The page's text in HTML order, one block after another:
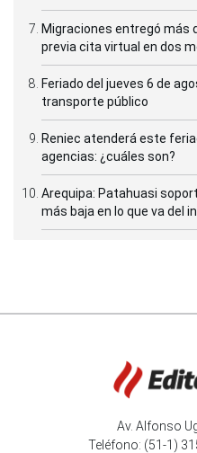
Migraciones entregó más
previa cita virtual en dos
Feriado del jueves 6 de
transporte público
Reniec atenderá este
agencias: ¿cuáles son?
Arequipa: Patahuasi
más baja en lo que va del
Av. Alfonso
Teléfono: (51-1)